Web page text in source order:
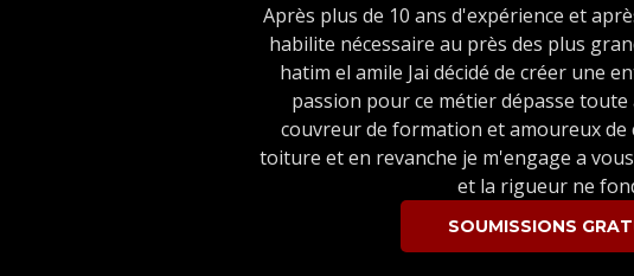
Après plus de 10 ans d'expérience et
habilite nécessaire au près des plus
hatim el amile Jai décidé de créer une
passion pour ce métier dépasse
couvreur de formation et amoureux de
toiture et en revanche je m'engage a
et la rigueur ne
SOUMISSIONS